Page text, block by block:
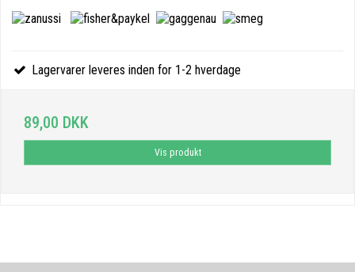
Lagervarer leveres inden for 1-2 hverdage
89,00 DKK
Vis produkt